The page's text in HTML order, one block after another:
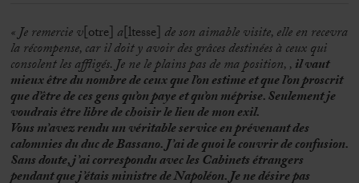
« Je remercie v[otre] a[ltesse] de son aimable visite, elle en recevra
la récompense, car il doit y avoir des grâces destinées à ceux qui
consolent les affligés. Je ne le plains pas de ma position, ,il vaut
mieux être du nombre de ceux que l’on estime et que l’on proscrit
que d’être de ces gens qu’on paye et qu’on méprise. Seulement je
voudrais être libre de choisir le lieu de mon exil.
Vous m’avez rendu un véritable service en prévenant des
calomnies du duc de Bassano. J’ai de quoi le couvrir de confusion.
Sans doute, j’ai correspondu avec les Cabinets étrangers
pendant que j’étais ministre de Napoléon. Je ne désire pas